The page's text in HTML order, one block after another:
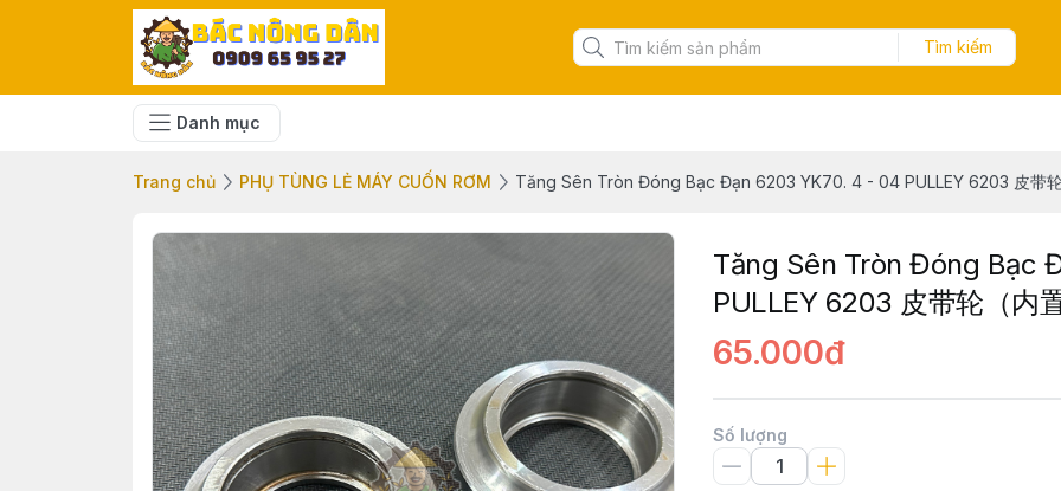
Tìm kiếm
Danh mục
Trang chủ PHỤ TÙNG LẺ MÁY CUỐN RƠM Tăng Sên Tròn Đóng Bạc Đạn 6203 YK70. 4 - 04 PULLEY 6203 皮带
Tăng Sên Tròn Đóng Bạc
PULLEY 6203 皮带轮（内
65.000đ
Số lượng